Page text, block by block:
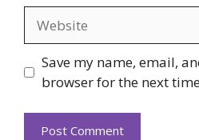
Save my name, email,
browser for the next